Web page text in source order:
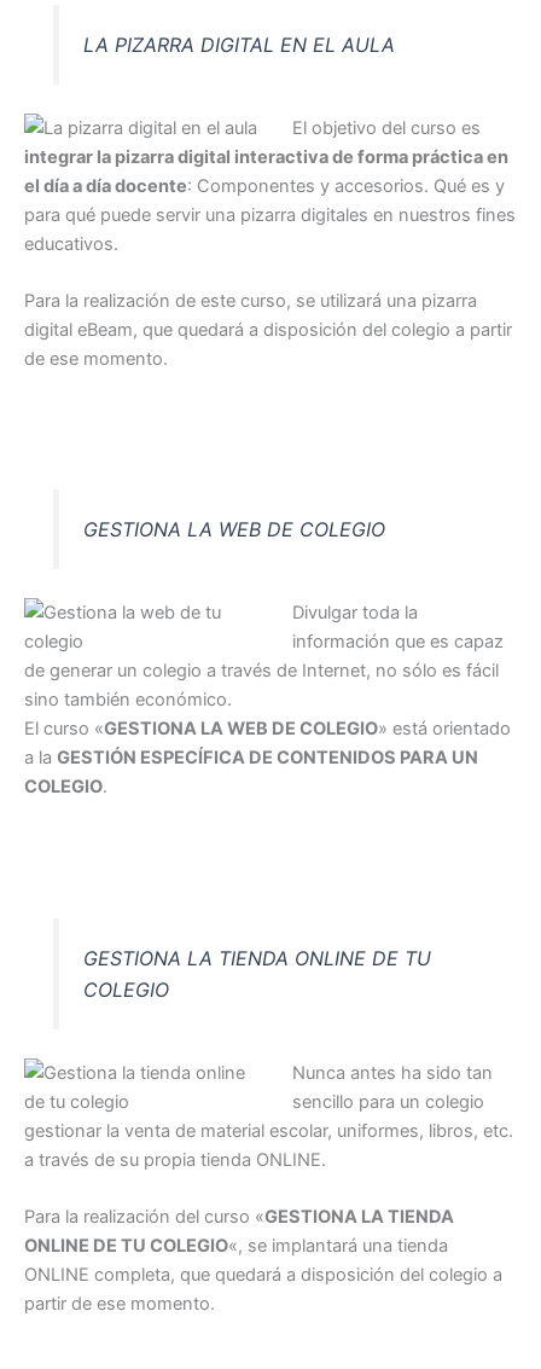
LA PIZARRA DIGITAL EN EL AULA
El objetivo del curso es
integrar la pizarra digital interactiva de forma práctica en
el día a día docente: Componentes y accesorios. Qué es y
para qué puede servir una pizarra digitales en nuestros fines
educativos.
Para la realización de este curso, se utilizará una pizarra
digital eBeam, que quedará a disposición del colegio a partir
de ese momento.
GESTIONA LA WEB DE COLEGIO
Divulgar toda la
información que es capaz
de generar un colegio a través de Internet, no sólo es fácil
sino también económico.
El curso «GESTIONA LA WEB DE COLEGIO» está orientado
a la GESTIÓN ESPECÍFICA DE CONTENIDOS PARA UN
COLEGIO.
GESTIONA LA TIENDA ONLINE DE TU
COLEGIO
Nunca antes ha sido tan
sencillo para un colegio
gestionar la venta de material escolar, uniformes, libros, etc.
a través de su propia tienda ONLINE.
Para la realización del curso «GESTIONA LA TIENDA
ONLINE DE TU COLEGIO«, se implantará una tienda
ONLINE completa, que quedará a disposición del colegio a
partir de ese momento.